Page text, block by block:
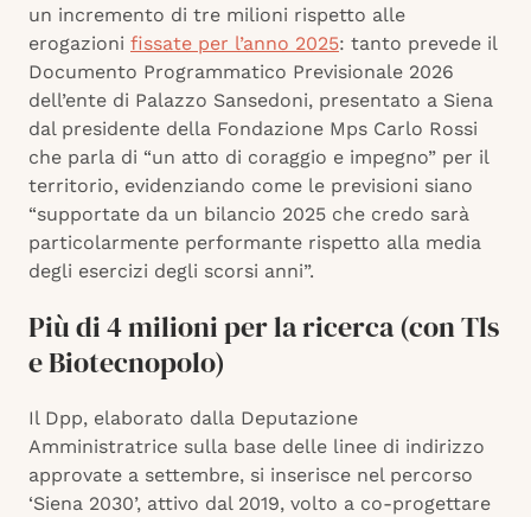
un incremento di tre milioni rispetto alle
erogazioni fissate per l’anno 2025: tanto prevede il
Documento Programmatico Previsionale 2026
dell’ente di Palazzo Sansedoni, presentato a Siena
dal presidente della Fondazione Mps Carlo Rossi
che parla di “un atto di coraggio e impegno” per il
territorio, evidenziando come le previsioni siano
“supportate da un bilancio 2025 che credo sarà
particolarmente performante rispetto alla media
degli esercizi degli scorsi anni”.
Più di 4 milioni per la ricerca (con Tls
e Biotecnopolo)
Il Dpp, elaborato dalla Deputazione
Amministratrice sulla base delle linee di indirizzo
approvate a settembre, si inserisce nel percorso
‘Siena 2030’, attivo dal 2019, volto a co-progettare